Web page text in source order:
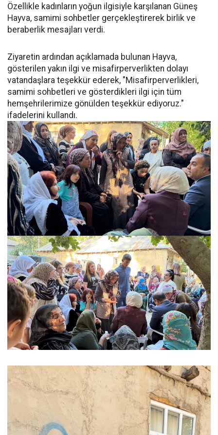
Özellikle kadınların yoğun ilgisiyle karşılanan Güneş
Hayva, samimi sohbetler gerçekleştirerek birlik ve
beraberlik mesajları verdi.
Ziyaretin ardından açıklamada bulunan Hayva,
gösterilen yakın ilgi ve misafirperverlikten dolayı
vatandaşlara teşekkür ederek, "Misafirperverlikleri,
samimi sohbetleri ve gösterdikleri ilgi için tüm
hemşehrilerimize gönülden teşekkür ediyoruz."
ifadelerini kullandı.